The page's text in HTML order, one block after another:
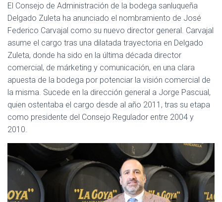
N
El Consejo de Administración de la bodega sanluqueña
Delgado Zuleta ha anunciado el nombramiento de José
Federico Carvajal como su nuevo director general. Carvajal
asume el cargo tras una dilatada trayectoria en Delgado
Zuleta, donde ha sido en la última década director
comercial, de márketing y comunicación, en una clara
apuesta de la bodega por potenciar la visión comercial de
la misma. Sucede en la dirección general a Jorge Pascual,
quien ostentaba el cargo desde al año 2011, tras su etapa
como presidente del Consejo Regulador entre 2004 y
2010.